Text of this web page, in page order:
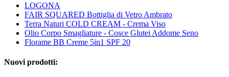
LOGONA
FAIR SQUARED Bottiglia di Vetro Ambrato
Terra Naturi COLD CREAM - Crema Viso
Olio Corpo Smagliature - Cosce Glutei Addome Seno
Florame BB Creme 5in1 SPF 20
Nuovi prodotti: